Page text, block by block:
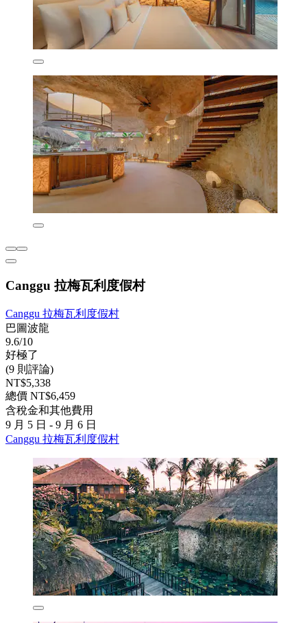
Canggu 拉梅瓦利度假村
Canggu 拉梅瓦利度假村
巴圖波龍
9.6/10
好極了
(9 則評論)
NT$5,338
總價 NT$6,459
含稅金和其他費用
9 月 5 日 - 9 月 6 日
Canggu 拉梅瓦利度假村